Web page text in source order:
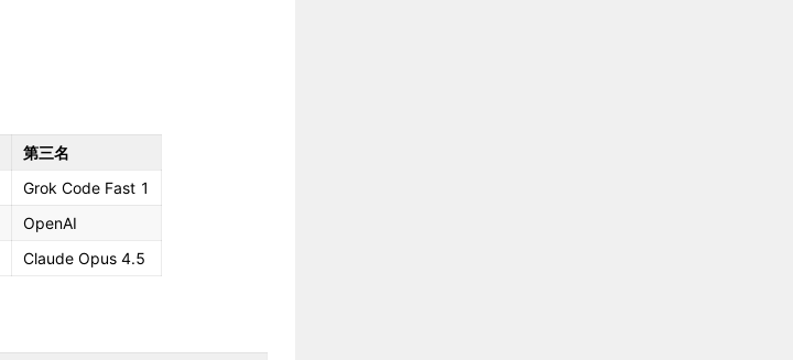
第三名
Grok Code Fast 1
OpenAI
Claude Opus 4.5